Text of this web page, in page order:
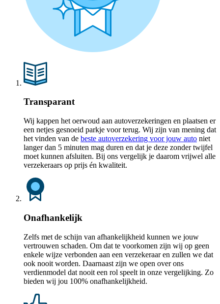
Transparant
Wij kappen het oerwoud aan autoverzekeringen en plaatsen er
een netjes gesnoeid parkje voor terug. Wij zijn van mening dat
het vinden van de beste autoverzekering voor jouw auto niet
langer dan 5 minuten mag duren en dat je deze zonder twijfel
moet kunnen afsluiten. Bij ons vergelijk je daarom vrijwel alle
verzekeraars op prijs én kwaliteit.
Onafhankelijk
Zelfs met de schijn van afhankelijkheid kunnen we jouw
vertrouwen schaden. Om dat te voorkomen zijn wij op geen
enkele wijze verbonden aan een verzekeraar en zullen we dat
ook nooit worden. Daarnaast zijn we open over ons
verdienmodel dat nooit een rol speelt in onze vergelijking. Zo
bieden wij jou 100% onafhankelijkheid.